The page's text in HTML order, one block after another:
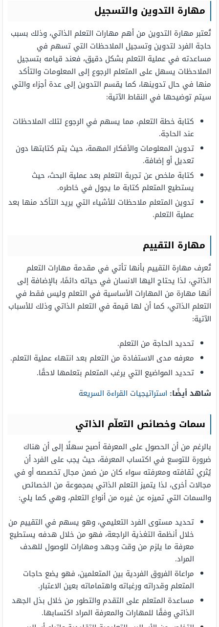
مهارة التدوين والتسجيل
تُعتبر مهارة التدوين من أهم مهارات التعلم الذاتي، وذلك بسبب
حاجة الفرد لتدوين وتسجيل الملاحظات التي تسهم في
مساعدته في عملية التعلم بشكل دقيق، فعند قيامه بتسجيل
الملاحظات يسهل على المتعلم الرجوع إلى المعلومات والتأكد
منها في حال تدوينها، كما يقسم التدوين إلى عدة أجزاء والتي
سيتم توضيحها في النقاط الآتية:
كتابة خطة التعلم، مما يسهم في الرجوع لتلك الملاحظات
عند الحاجة.
تدوين المعلومات والأفكار المهمة، حيث يتم كتابتها دون
تعديل أو إضافة.
كتابة ملخص عن تجربة التعلم بعد عملية البحث، حيث
يستطيع المتعلم كتابة ما يجول في خاطره.
تدوين المتعلم ملاحظات للأشياء التي يريد التأكد منها بعد
عملية التعلم.
مهارة التقييم
تُعرف مهارة التقييم بأنها تأتي في مقدمة مهارات التعلم
الذاتي، لذا يحتاج اليها الانسان في حياته دائمًا، بالإضافة إلى
أنها مهارة من المهارات الأساسية في التعلم وليس فقط في
التعلم الذاتي، كما أن لها قيمة في التعلم الذاتي وذلك للأسباب
الآتية:
تحديد الحاجة من التعلم.
معرفه مدى الاستفادة من التعلم بعد انتهاء عملية التعلم.
تحديد المواضيع التي يرغب المتعلم بتعلمها لاحقًا.
شاهد أيضًا: استراتيجيات القراءة السريعة
سمات وخصائص التعلّم الذاتي
بالرغم من أن الحصول على المعرفة أصبح سهلًا إلى أن هناك
ضرورة للتوسع في اكتساب المعرفة، حيث يجب على الفرد أن
يُثري ثقافته ومعرفته سواء كان من ضمن مجال تخصصه أو في
مجالات أخرى، لذا يتميز التعلم الذاتي بمجموعة من الخصائص
والسمات التي تميزه عن غيره من أنواع التعلم، وهي كما يلي:
تحديد مستوى الفرد التعليمي، وهو يسهم في التقييم من
خلال أنظمة التغذية الراجعة، فهو من خلال هدفه يستطيع
معرفة ما يلزم من وقت وجهد ومهارات للوصول للهدف
المراد.
مراعاة الفروق الفردية بين المتعلمين، فهو يضع حاجات
المتعلم وقدراته ورغباته واهتماماته بعين الاعتبار.
مساعدة المتعلم على التقدم والتطور من خلال بذل الجهد
الذاتي وفقًا للمهارات والمعرفة المراد اكتسابها.